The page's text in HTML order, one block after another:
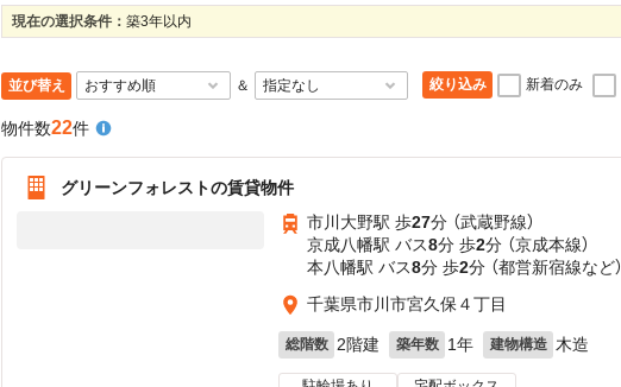
現在の選択条件： 築3年以内
並び替え ＆ 絞り込み 新着のみ
物件数22件
グリーンフォレストの賃貸物件
市川大野駅 歩27分 （武蔵野線）
京成八幡駅 バス8分 歩2分 （京成本線）
本八幡駅 バス8分 歩2分 （都営新宿線など）
千葉県市川市宮久保４丁目
総階数 2階建 築年数 1年 建物構造 木造